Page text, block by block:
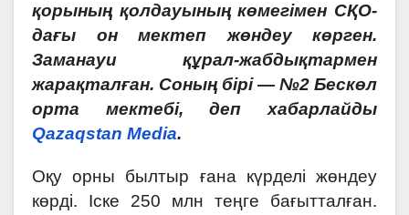
қорының қолдауының көмегімен СҚО-
дағы он мектеп жөндеу көрген.
Заманауи құрал-жабдықтармен
жарақталған. Соның бірі — №2 Бескөл
орта мектебі, деп хабарлайды
Qazaqstan Media.
Оқу орны былтыр ғана күрделі жөндеу
көрді. Іске 250 млн теңге бағытталған.